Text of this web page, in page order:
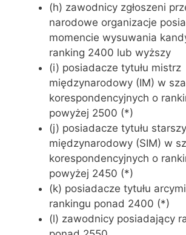
(h) zawodnicy zgłoszeni
narodowe organizacje
momencie wysuwania
ranking 2400 lub wyższy
(i) posiadacze tytułu mistrz
międzynarodowy (IM) w
korespondencyjnych o
powyżej 2500 (*)
(j) posiadacze tytułu
międzynarodowy (SIM) w
korespondencyjnych o
powyżej 2450 (*)
(k) posiadacze tytułu
rankingu ponad 2400 (*)
(l) zawodnicy posiadający